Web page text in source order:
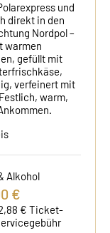
und
direkt in den
Nordpol –
warmen
gefüllt mit
verfeinert mit
warm,
Alkohol
€
€ Ticket-